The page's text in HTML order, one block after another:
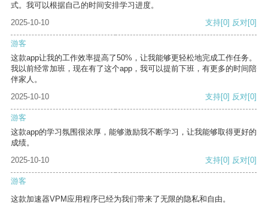
式。我可以根据自己的时间安排学习进度。
2025-10-10
支持[0] 反对[0]
游客
这款app让我的工作效率提高了50%，让我能够更轻松地完成工作任务。
我以前经常加班，现在有了这个app，我可以提前下班，有更多的时间陪
伴家人。
2025-10-10
支持[0] 反对[0]
游客
这款app的学习氛围很浓厚，能够激励我不断学习，让我能够取得更好的
成绩。
2025-10-10
支持[0] 反对[0]
游客
这款加速器VPM应用程序已经为我们带来了无限的隐私和自由。